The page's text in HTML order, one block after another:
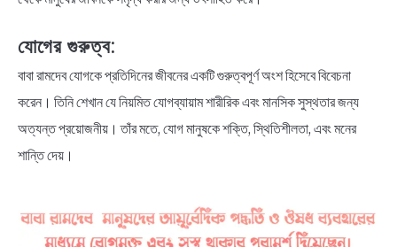
যোগের গুরুত্ব:
বাবা রামদেব যোগকে প্রতিদিনের জীবনের একটি গুরুত্বপূর্ণ অংশ হিসেবে বিবেচনা
করেন। তিনি শেখান যে নিয়মিত যোগব্যায়াম শারীরিক এবং মানসিক সুস্থতার জন্য
অত্যন্ত প্রয়োজনীয়। তাঁর মতে, যোগ মানুষকে শক্তি, স্থিতিশীলতা, এবং মনের
শান্তি দেয়।